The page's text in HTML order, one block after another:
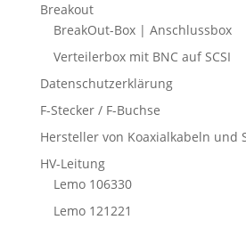
Breakout
BreakOut-Box | Anschlussbox
Verteilerbox mit BNC auf SCSI
Datenschutzerklärung
F-Stecker / F-Buchse
Hersteller von Koaxialkabeln und
HV-Leitung
Lemo 106330
Lemo 121221